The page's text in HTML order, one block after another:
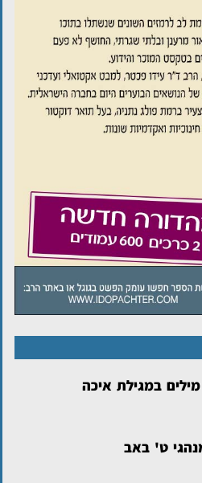
במגילת איכה
ט' באב